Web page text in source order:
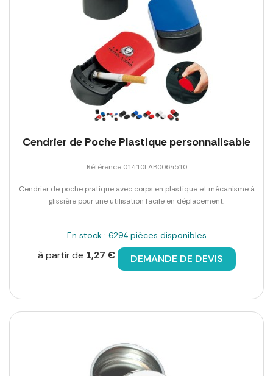
Cendrier de Poche Plastique personnalisable
Référence 01410LAB0064510
Cendrier de poche pratique avec corps en plastique et mécanisme à
glissière pour une utilisation facile en déplacement.
En stock : 6294 pièces disponibles
à partir de 1,27 € DEMANDE DE DEVIS